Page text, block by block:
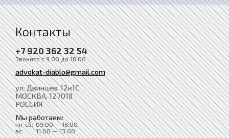
Контакты
+7 920 362 32 54
Звоните с 9:00 до 18:00
advokat-diablo@gmail.com
ул. Двинцев, 12к1С
МОСКВА, 127018
РОССИЯ
Мы работаем:
пн-сб: 09:00 — 18:00
вс:
11:00 — 13:00